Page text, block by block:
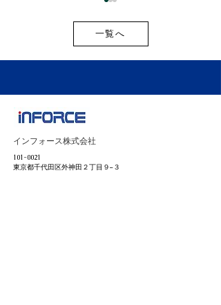
お盆期間中の出荷スケジ
ュールのご案内
一覧へ
インフォース株式会社
101-0021
東京都千代田区外神田２丁目９−３